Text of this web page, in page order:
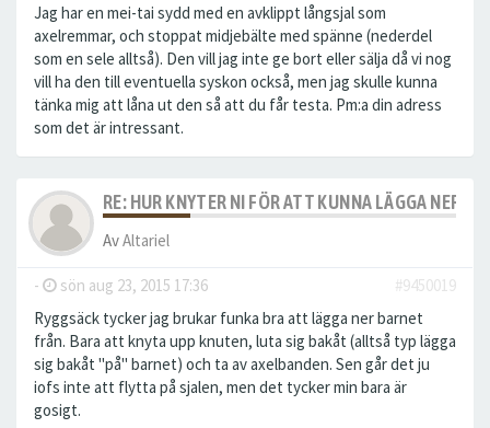
Jag har en mei-tai sydd med en avklippt långsjal som
axelremmar, och stoppat midjebälte med spänne (nederdel
som en sele alltså). Den vill jag inte ge bort eller sälja då vi nog
vill ha den till eventuella syskon också, men jag skulle kunna
tänka mig att låna ut den så att du får testa. Pm:a din adress
som det är intressant.
RE: HUR KNYTER NI FÖR ATT KUNNA LÄGGA NER
AvAltariel
- sön aug 23, 2015 17:36
#9450019
Ryggsäck tycker jag brukar funka bra att lägga ner barnet
från. Bara att knyta upp knuten, luta sig bakåt (alltså typ lägga
sig bakåt "på" barnet) och ta av axelbanden. Sen går det ju
iofs inte att flytta på sjalen, men det tycker min bara är
gosigt.